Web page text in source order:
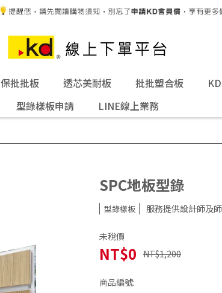
批批板 透芯美耐板 批批塑合板
型錄樣板申請
LINE線上業務
SPC地板型錄
型錄樣板 服務提供設計師及
未稅價
NT$0 NT$1,200
商品編號: